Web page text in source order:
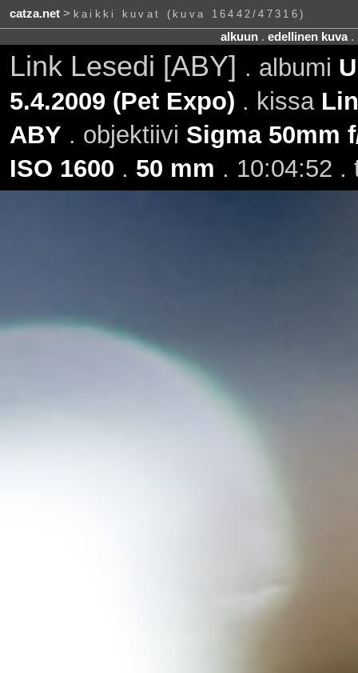
catza.net> kaikki kuvat (kuva 16442/47316)
alkuun. edellinen kuva.
Link Lesedi [ABY] . albumi
5.4.2009 (Pet Expo) . kissa
ABY . objektiivi Sigma 50mm
ISO 1600 . 50 mm . 10:04:52 .